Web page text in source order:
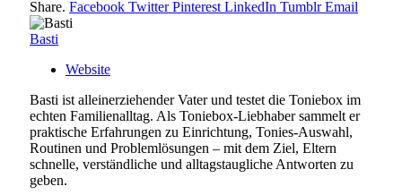
Share. Facebook Twitter Pinterest LinkedIn Tumblr Email
Basti
Website
Basti ist alleinerziehender Vater und testet die Toniebox im
echten Familienalltag. Als Toniebox-Liebhaber sammelt er
praktische Erfahrungen zu Einrichtung, Tonies-Auswahl,
Routinen und Problemlösungen – mit dem Ziel, Eltern
schnelle, verständliche und alltagstaugliche Antworten zu
geben.